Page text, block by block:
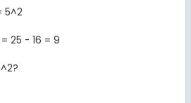
5^2
25 - 16 = 9